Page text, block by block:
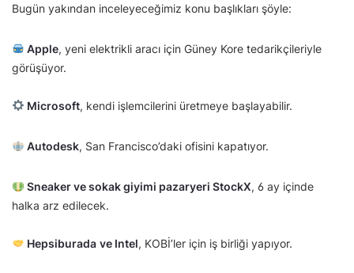
Bugün yakından inceleyeceğimiz konu başlıkları şöyle:
Apple, yeni elektrikli aracı için Güney Kore tedarikçileriyle
görüşüyor.
Microsoft, kendi işlemcilerini üretmeye başlayabilir.
Autodesk, San Francisco’daki ofisini kapatıyor.
Sneaker ve sokak giyimi pazaryeri StockX, 6 ay içinde
halka arz edilecek.
Hepsiburada ve Intel, KOBİ’ler için iş birliği yapıyor.